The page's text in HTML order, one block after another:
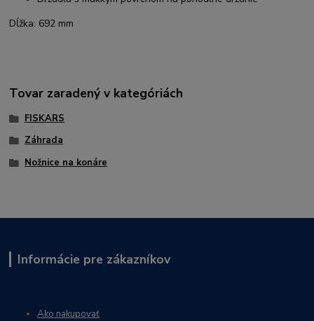
Dĺžka: 692 mm
Tovar zaradený v kategóriách
FISKARS
Záhrada
Nožnice na konáre
Informácie pre zákazníkov
Ako nakupovať